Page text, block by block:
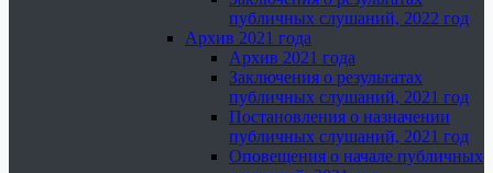
публичных слушаний, 2022 год
Архив 2021 года
Архив 2021 года
Заключения о результатах
публичных слушаний, 2021 год
Постановления о назначении
публичных слушаний, 2021 год
Оповещения о начале публичных